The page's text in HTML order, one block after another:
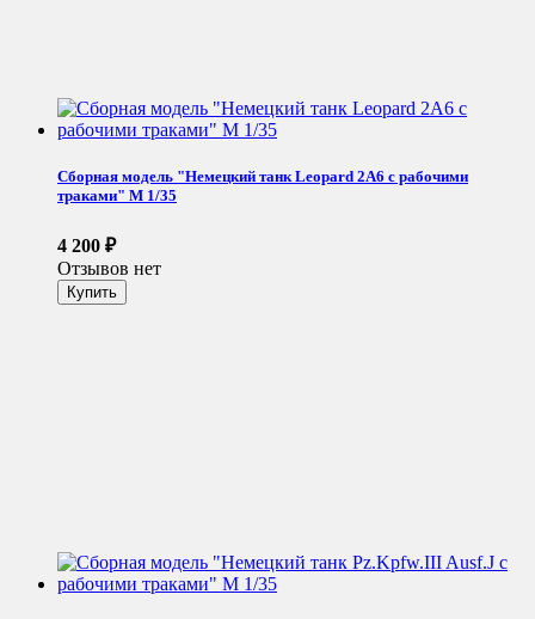
Сборная модель "Немецкий танк Leopard 2A6 с рабочими
траками" М 1/35
4 200 ₽
Отзывов нет